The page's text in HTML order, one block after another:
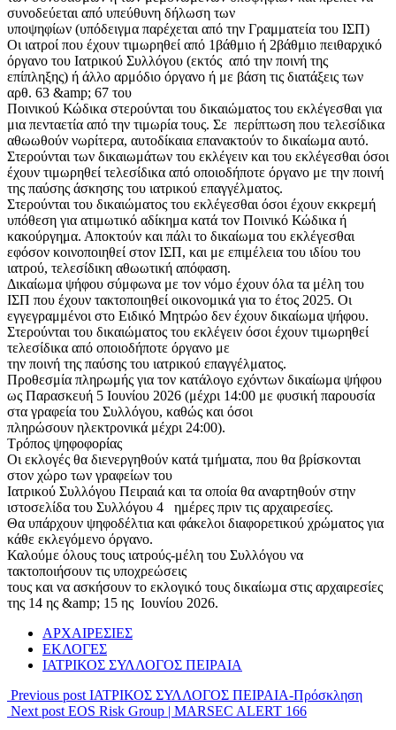
συνοδεύεται από υπεύθυνη δήλωση των
υποψηφίων (υπόδειγμα παρέχεται από την Γραμματεία του ΙΣΠ)
Οι ιατροί που έχουν τιμωρηθεί από 1βάθμιο ή 2βάθμιο πειθαρχικό
όργανο του Ιατρικού Συλλόγου (εκτός από την ποινή της
επίπληξης) ή άλλο αρμόδιο όργανο ή με βάση τις διατάξεις των
αρθ. 63 &amp; 67 του
Ποινικού Κώδικα στερούνται του δικαιώματος του εκλέγεσθαι για
μια πενταετία από την τιμωρία τους. Σε περίπτωση που τελεσίδικα
αθωωθούν νωρίτερα, αυτοδίκαια επανακτούν το δικαίωμα αυτό.
Στερούνται των δικαιωμάτων του εκλέγειν και του εκλέγεσθαι όσοι
έχουν τιμωρηθεί τελεσίδικα από οποιοδήποτε όργανο με την ποινή
της παύσης άσκησης του ιατρικού επαγγέλματος.
Στερούνται του δικαιώματος του εκλέγεσθαι όσοι έχουν εκκρεμή
υπόθεση για ατιμωτικό αδίκημα κατά τον Ποινικό Κώδικα ή
κακούργημα. Αποκτούν και πάλι το δικαίωμα του εκλέγεσθαι
εφόσον κοινοποιηθεί στον ΙΣΠ, και με επιμέλεια του ιδίου του
ιατρού, τελεσίδικη αθωωτική απόφαση.
Δικαίωμα ψήφου σύμφωνα με τον νόμο έχουν όλα τα μέλη του
ΙΣΠ που έχουν τακτοποιηθεί οικονομικά για το έτος 2025. Οι
εγγεγραμμένοι στο Ειδικό Μητρώο δεν έχουν δικαίωμα ψήφου.
Στερούνται του δικαιώματος του εκλέγειν όσοι έχουν τιμωρηθεί
τελεσίδικα από οποιοδήποτε όργανο με
την ποινή της παύσης του ιατρικού επαγγέλματος.
Προθεσμία πληρωμής για τον κατάλογο εχόντων δικαίωμα ψήφου
ως Παρασκευή 5 Ιουνίου 2026 (μέχρι 14:00 με φυσική παρουσία
στα γραφεία του Συλλόγου, καθώς και όσοι
πληρώσουν ηλεκτρονικά μέχρι 24:00).
Τρόπος ψηφοφορίας
Οι εκλογές θα διενεργηθούν κατά τμήματα, που θα βρίσκονται
στον χώρο των γραφείων του
Ιατρικού Συλλόγου Πειραιά και τα οποία θα αναρτηθούν στην
ιστοσελίδα του Συλλόγου 4 ημέρες πριν τις αρχαιρεσίες.
Θα υπάρχουν ψηφοδέλτια και φάκελοι διαφορετικού χρώματος για
κάθε εκλεγόμενο όργανο.
Καλούμε όλους τους ιατρούς-μέλη του Συλλόγου να
τακτοποιήσουν τις υποχρεώσεις
τους και να ασκήσουν το εκλογικό τους δικαίωμα στις αρχαιρεσίες
της 14 ης &amp; 15 ης Ιουνίου 2026.
ΑΡΧΑΙΡΕΣΙΕΣ
ΕΚΛΟΓΕΣ
ΙΑΤΡΙΚΟΣ ΣΥΛΛΟΓΟΣ ΠΕΙΡΑΙΑ
Previous post ΙΑΤΡΙΚΟΣ ΣΥΛΛΟΓΟΣ ΠΕΙΡΑΙΑ-Πρόσκληση
Next post EOS Risk Group | MARSEC ALERT 166